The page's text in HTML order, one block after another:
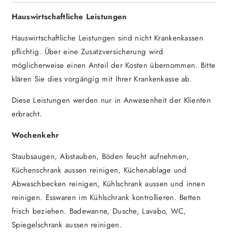
Hauswirtschaftliche Leistungen
Hauswirtschaftliche Leistungen sind nicht Krankenkassen
pflichtig. Über eine Zusatzversicherung wird
möglicherweise einen Anteil der Kosten übernommen. Bitte
klären Sie dies vorgängig mit Ihrer Krankenkasse ab.
Diese Leistungen werden nur in Anwesenheit der Klienten
erbracht.
Wochenkehr
Staubsaugen, Abstauben, Böden feucht aufnehmen,
Küchenschrank aussen reinigen, Küchenablage und
Abwaschbecken reinigen, Kühlschrank aussen und innen
reinigen. Esswaren im Kühlschrank kontrollieren. Betten
frisch beziehen. Badewanne, Dusche, Lavabo, WC,
Spiegelschrank aussen reinigen.